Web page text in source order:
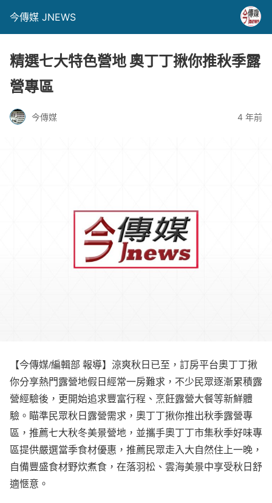
今傳媒 JNEWS
精選七大特色營地 奧丁丁揪你推秋季露
營專區
今傳媒 4 年前
【今傳媒/編輯部 報導】涼爽秋日已至，訂房平台奧丁丁揪
你分享熱門露營地假日經常一房難求，不少民眾逐漸累積露
營經驗後，更開始追求豐富行程、烹飪露營大餐等新鮮體
驗。瞄準民眾秋日露營需求，奧丁丁揪你推出秋季露營專
區，推薦七大秋冬美景營地，並攜手奧丁丁市集秋季好味專
區提供嚴選當季食材優惠，推薦民眾走入大自然住上一晚，
自備豐盛食材野炊煮食，在落羽松、雲海美景中享受秋日舒
適愜意。